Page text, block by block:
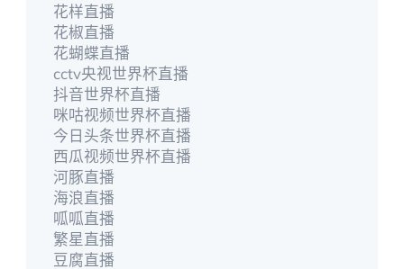
花样直播
花椒直播
花蝴蝶直播
cctv央视世界杯直播
抖音世界杯直播
咪咕视频世界杯直播
今日头条世界杯直播
西瓜视频世界杯直播
河豚直播
海浪直播
呱呱直播
繁星直播
豆腐直播